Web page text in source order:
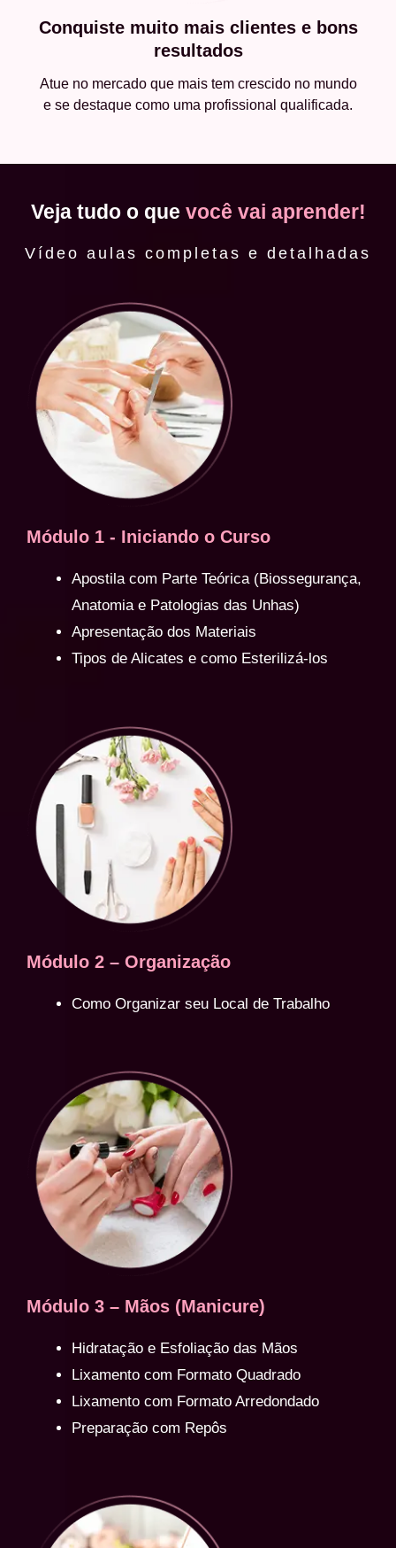
Conquiste muito mais clientes e bons
resultados
Atue no mercado que mais tem crescido no mundo
e se destaque como uma profissional qualificada.
Veja tudo o que você vai aprender!
Vídeo aulas completas e detalhadas
Módulo 1 - Iniciando o Curso
Apostila com Parte Teórica (Biossegurança,
Anatomia e Patologias das Unhas)
Apresentação dos Materiais
Tipos de Alicates e como Esterilizá-los
Módulo 2 – Organização
Como Organizar seu Local de Trabalho
Módulo 3 – Mãos (Manicure)
Hidratação e Esfoliação das Mãos
Lixamento com Formato Quadrado
Lixamento com Formato Arredondado
Preparação com Repôs